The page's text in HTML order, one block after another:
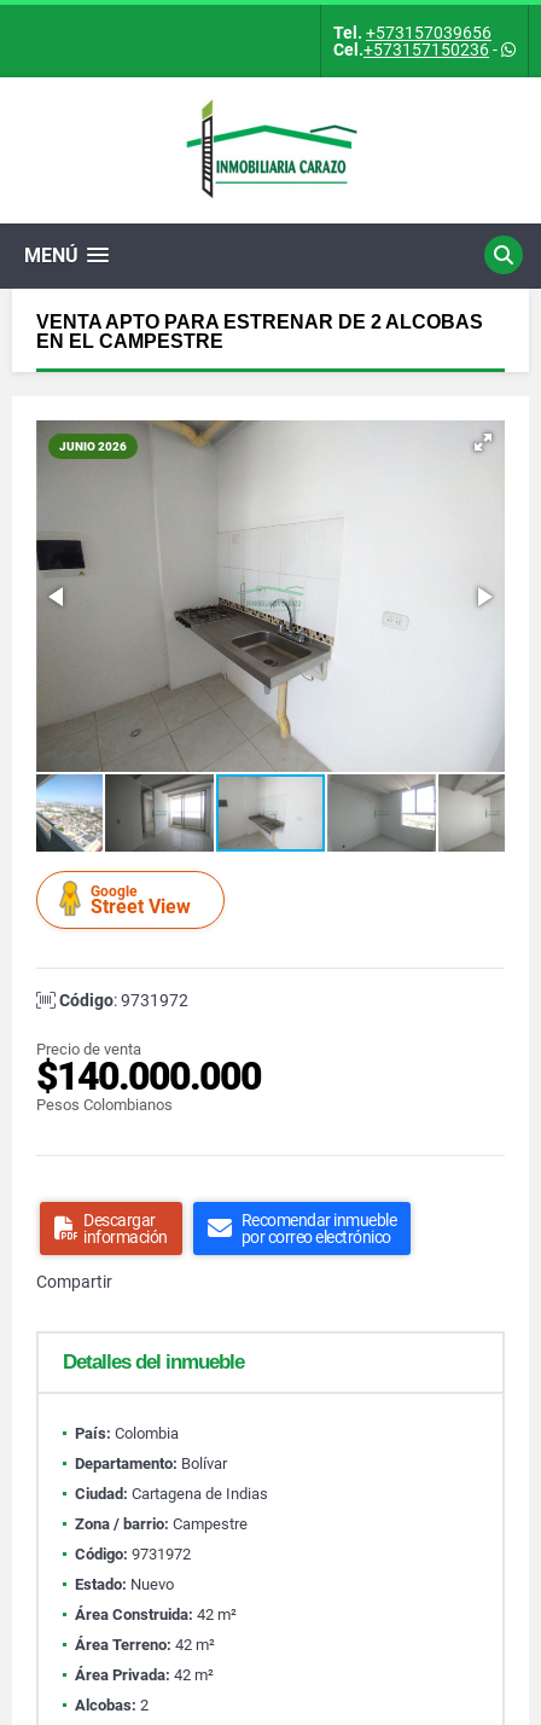
Tel. +573157039656
Cel.+573157150236-
MENÚ
VENTA APTO PARA ESTRENAR DE 2 ALCOBAS
EN EL CAMPESTRE
JUNIO 2026
Google
Street View
Código: 9731972
Precio de venta
$140.000.000
Pesos Colombianos
Descargar
información
Recomendar inmueble
por correo electrónico
Compartir
Detalles del inmueble
País: Colombia
Departamento: Bolívar
Ciudad: Cartagena de Indias
Zona / barrio: Campestre
Código: 9731972
Estado: Nuevo
Área Construida: 42 m²
Área Terreno: 42 m²
Área Privada: 42 m²
Alcobas: 2